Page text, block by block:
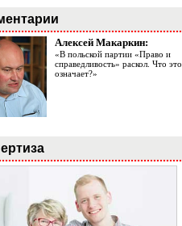
Алексей Макаркин:
«В польской партии «Право и
справедливость» раскол. Что это
означает?»